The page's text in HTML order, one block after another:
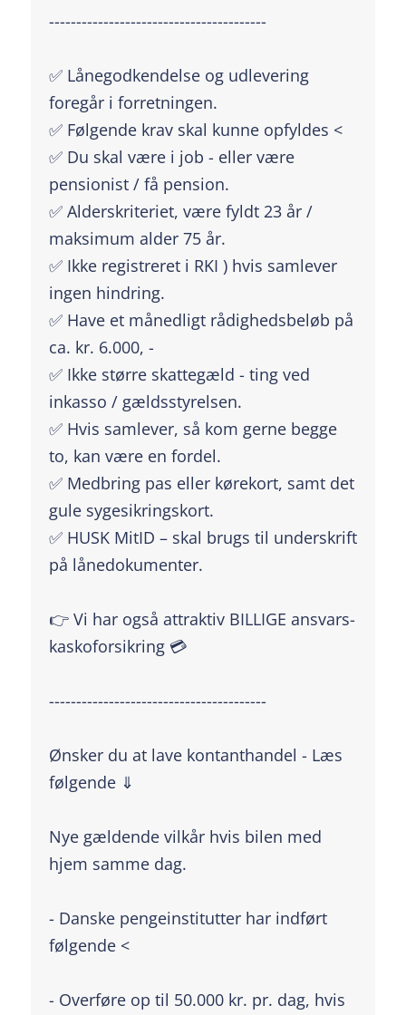
----------------------------------------
✅ Lånegodkendelse og udlevering
foregår i forretningen.
✅ Følgende krav skal kunne opfyldes <
✅ Du skal være i job - eller være
pensionist / få pension.
✅ Alderskriteriet, være fyldt 23 år /
maksimum alder 75 år.
✅ Ikke registreret i RKI ) hvis samlever
ingen hindring.
✅ Have et månedligt rådighedsbeløb på
ca. kr. 6.000, -
✅ Ikke større skattegæld - ting ved
inkasso / gældsstyrelsen.
✅ Hvis samlever, så kom gerne begge
to, kan være en fordel.
✅ Medbring pas eller kørekort, samt det
gule sygesikringskort.
✅ HUSK MitID – skal brugs til underskrift
på lånedokumenter.
👉 Vi har også attraktiv BILLIGE ansvars-
kaskoforsikring 💳
----------------------------------------
Ønsker du at lave kontanthandel - Læs
følgende ⇓
Nye gældende vilkår hvis bilen med
hjem samme dag.
- Danske pengeinstitutter har indført
følgende <
- Overføre op til 50.000 kr. pr. dag, hvis